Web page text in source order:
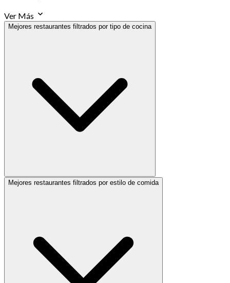
Ver Más
Mejores restaurantes filtrados por tipo de cocina
Mejores restaurantes filtrados por estilo de comida